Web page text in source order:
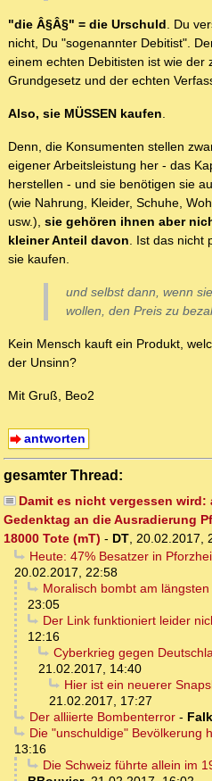
"die Â§Â§" = die Urschuld. Du
nicht, Du "sogenannter Debitist".
einem echten Debitisten ist wie der
Grundgesetz und der echten
Also, sie MÜSSEN kaufen.
Denn, die Konsumenten stellen
eigener Arbeitsleistung her - das
herstellen - und sie benötigen sie
(wie Nahrung, Kleider, Schuhe,
usw.), sie gehören ihnen aber
kleiner Anteil davon. Ist das nicht
sie kaufen.
und selbst dann, wenn
wollen, den Preis zu
Kein Mensch kauft ein Produkt,
der Unsinn?
Mit Gruß, Beo2
antworten
gesamter Thread:
Damit es nicht vergessen wird:
Gedenktag an die Ausradierung
18000 Tote (mT) - DT, 20.02.2017,
Heute: 47% Besatzer in
20.02.2017, 22:58
Moralisch bombt am längsten
23:05
Der Link funktioniert leider
12:16
Cyberkrieg gegen
21.02.2017, 14:40
Hier ist ein neuerer
21.02.2017, 17:27
Der alliierte Bombenterror-
Die "unschuldige" Bevölkerung
13:16
Die Schweiz führte allein im